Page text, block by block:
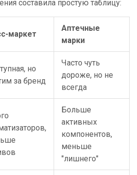
составила простую таблицу:
маркет
Аптечные
марки
но
за бренд
Часто чуть
дороже, но не
всегда
Больше
активных
компонентов,
меньше
"лишнего"